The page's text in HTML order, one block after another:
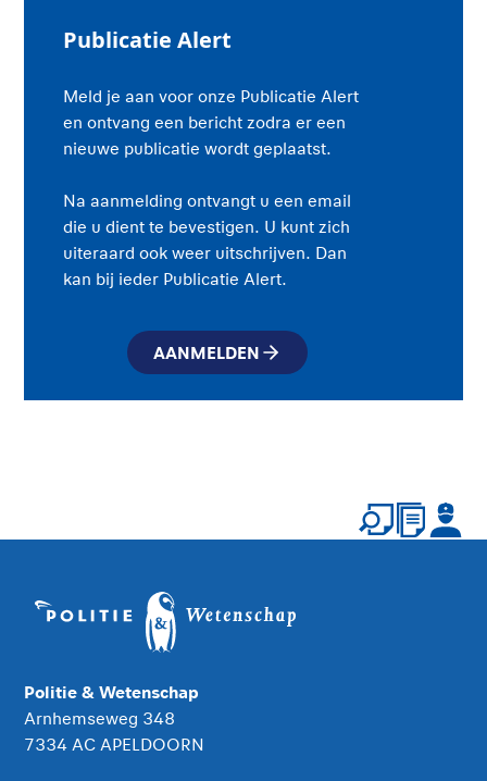
Publicatie Alert
Meld je aan voor onze Publicatie Alert
en ontvang een bericht zodra er een
nieuwe publicatie wordt geplaatst.
Na aanmelding ontvangt u een email
die u dient te bevestigen. U kunt zich
uiteraard ook weer uitschrijven. Dan
kan bij ieder Publicatie Alert.
AANMELDEN
Politie & Wetenschap
Arnhemseweg 348
7334 AC APELDOORN